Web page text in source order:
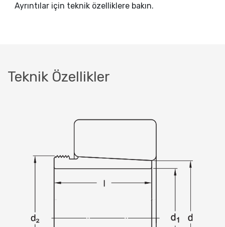
Ayrıntılar için teknik özelliklere bakın.
Teknik Özellikler